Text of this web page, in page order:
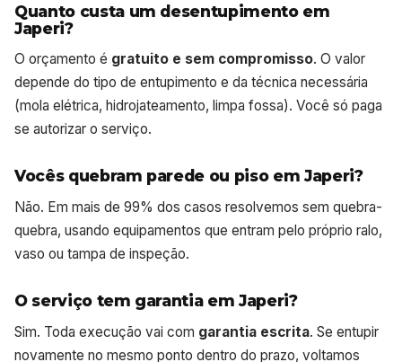
Quanto custa um desentupimento em
Japeri?
O orçamento é gratuito e sem compromisso. O valor
depende do tipo de entupimento e da técnica necessária
(mola elétrica, hidrojateamento, limpa fossa). Você só paga
se autorizar o serviço.
Vocês quebram parede ou piso em Japeri?
Não. Em mais de 99% dos casos resolvemos sem quebra-
quebra, usando equipamentos que entram pelo próprio ralo,
vaso ou tampa de inspeção.
O serviço tem garantia em Japeri?
Sim. Toda execução vai com garantia escrita. Se entupir
novamente no mesmo ponto dentro do prazo, voltamos